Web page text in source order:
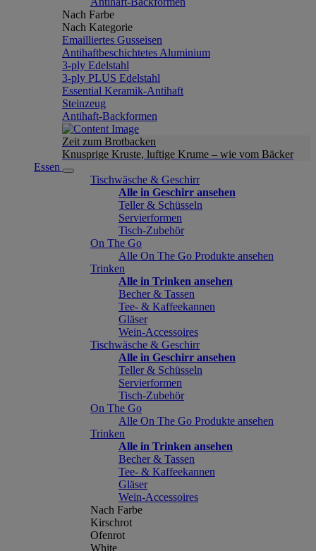
Nach Farbe
Nach Kategorie
Emailliertes Gusseisen
Antihaftbeschichtetes Aluminium
3-ply Edelstahl
3-ply PLUS Edelstahl
Essential Keramik-Antihaft
Steinzeug
Antihaft-Backformen
Zeit zum Brotbacken
Knusprige Kruste, luftige Krume – wie vom Bäcker
Essen
Tischwäsche & Geschirr
Alle in Geschirr ansehen
Teller & Schüsseln
Servierformen
Tisch-Zubehör
On The Go
Alle On The Go Produkte ansehen
Trinken
Alle in Trinken ansehen
Becher & Tassen
Tee- & Kaffeekannen
Gläser
Wein-Accessoires
Tischwäsche & Geschirr
Alle in Geschirr ansehen
Teller & Schüsseln
Servierformen
Tisch-Zubehör
On The Go
Alle On The Go Produkte ansehen
Trinken
Alle in Trinken ansehen
Becher & Tassen
Tee- & Kaffeekannen
Gläser
Wein-Accessoires
Nach Farbe
Kirschrot
Ofenrot
White